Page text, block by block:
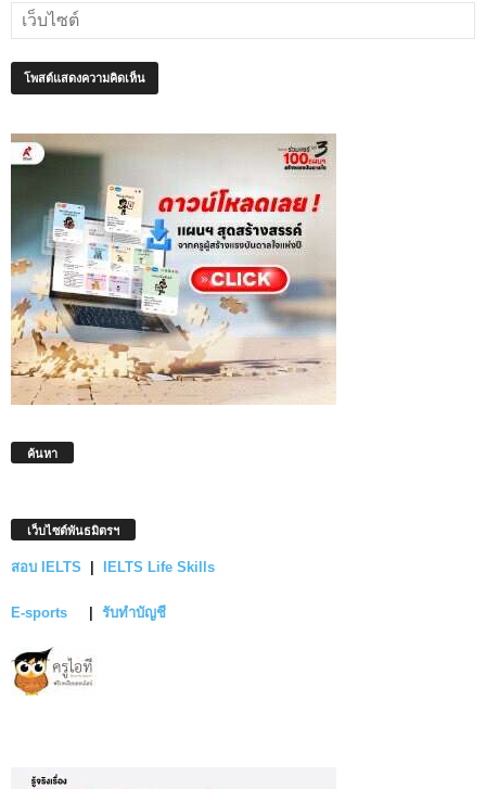
ค้นหา
เว็บไซต์พันธมิตรฯ
สอบ IELTS IELTS Life Skills
E-sports รับทำบัญชี